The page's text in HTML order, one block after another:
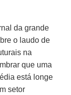
da grande
o laudo de
na
que uma
está longe
setor